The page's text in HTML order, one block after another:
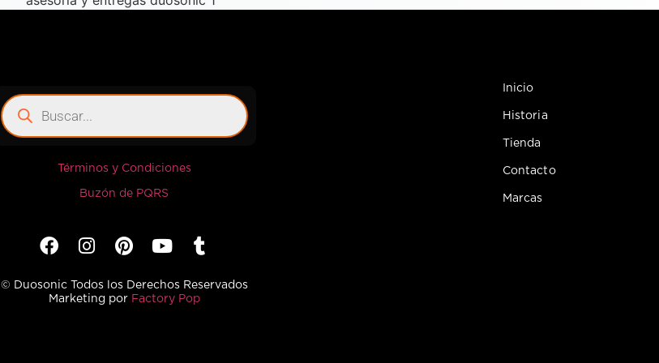
Términos y Condiciones
Buzón de PQRS
© Duosonic Todos los Derechos Reservados
Marketing por Factory Pop
Inicio
Historia
Tienda
Contacto
Marcas